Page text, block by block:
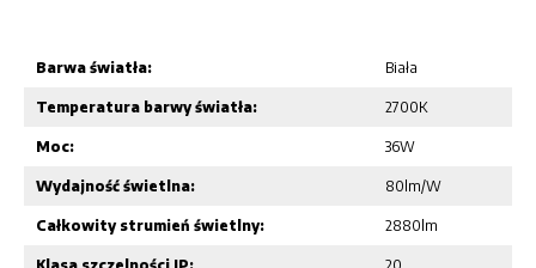
Barwa światła: Biała
Temperatura barwy światła: 2700K
Moc: 36W
Wydajność świetlna: 80lm/W
Całkowity strumień świetlny: 2880lm